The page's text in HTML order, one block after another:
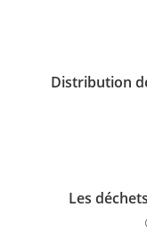
Distribution
Les